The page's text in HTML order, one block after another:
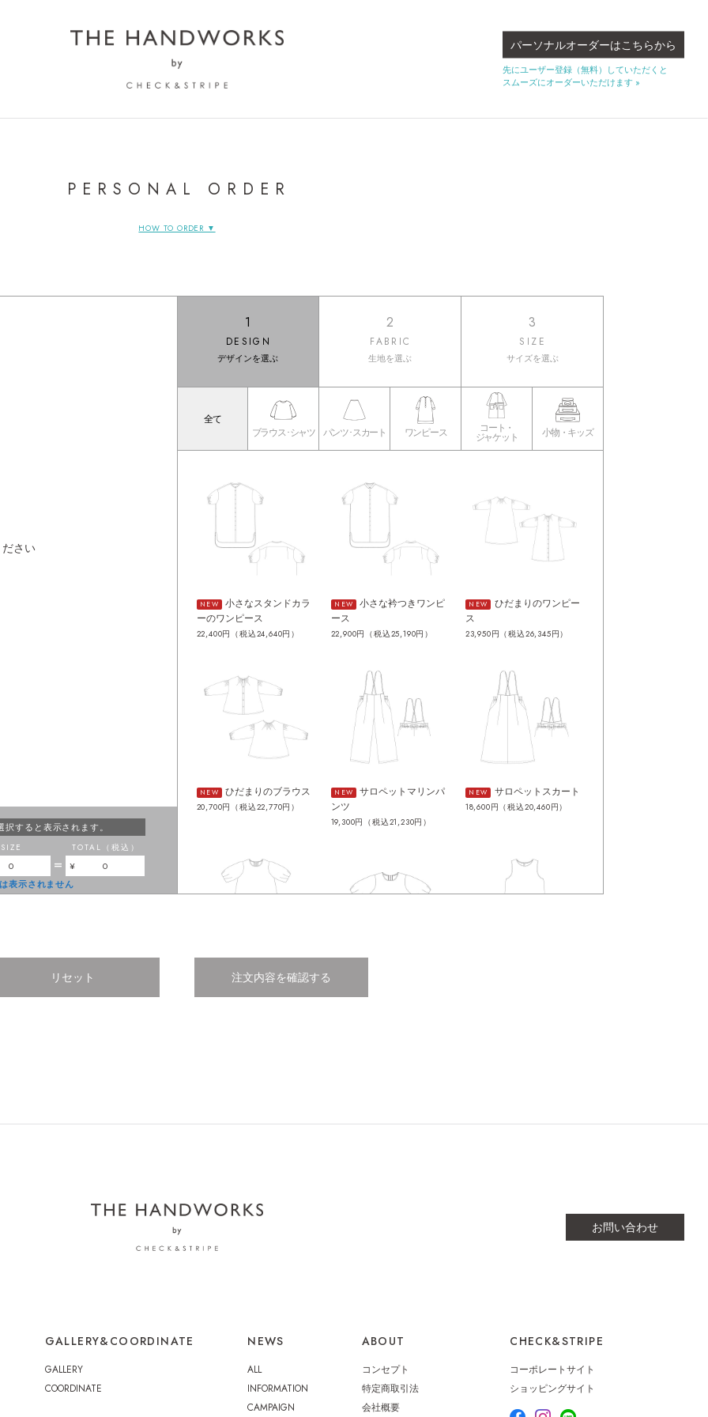
パーソナルオーダーはこちらから
先にユーザー登録（無料）していただくと
スムーズにオーダーいただけます »
PERSONAL ORDER
HOW TO ORDER ▼
さい
択すると表示されます。
表示されません
SIZE
0 =
TOTAL（税込）
0
1
DESIGN
デザインを選ぶ
2
FABRIC
生地を選ぶ
3
SIZE
サイズを選ぶ
全て
ブラウス･シャツ パンツ･スカート ワンピース コート・
ジャケット 小物・キッズ
NEW
小さなスタンドカラ
ーのワンピース
22,400円（税込24,640円）
NEW
小さな衿つきワンピ
ース
22,900円（税込25,190円）
NEW
ひだまりのワンピー
ス
23,950円（税込26,345円）
NEW ひだまりのブラウス
20,700円（税込22,770円）
NEW
サロペットマリンパ
ンツ
19,300円（税込21,230円）
NEW サロペットスカート
18,600円（税込20,460円）
フィーカのワンピー
ス
ウス
14,000円（税込15,400円） 21,050円（税込23,155円） 15,800円（税込17,380円）
リセット 注文内容を確認する
お問い合わせ
GALLERY&COORDINATE
GALLERY
COORDINATE
NEWS
ALL
INFORMATION
CAMPAIGN
ABOUT
コンセプト
特定商取引法
会社概要
CHECK&STRIPE
コーポレートサイト
ショッピングサイト